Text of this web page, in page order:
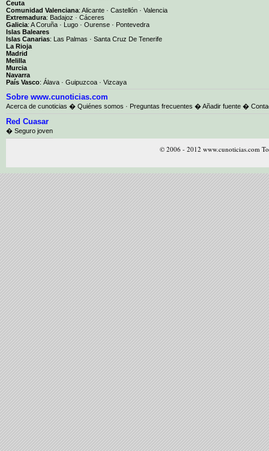
Ceuta
Comunidad Valenciana: Alicante · Castellón · Valencia
Extremadura: Badajoz · Cáceres
Galicia: A Coruña · Lugo · Ourense · Pontevedra
Islas Baleares
Islas Canarias: Las Palmas · Santa Cruz De Tenerife
La Rioja
Madrid
Melilla
Murcia
Navarra
País Vasco: Álava · Guipuzcoa · Vizcaya
Sobre www.cunoticias.com
Acerca de cunoticias � Quiénes somos · Preguntas frecuentes �Añadir fuente �
Red Cuasar
� Seguro joven
© 2006 - 2012 www.cunoticias.com